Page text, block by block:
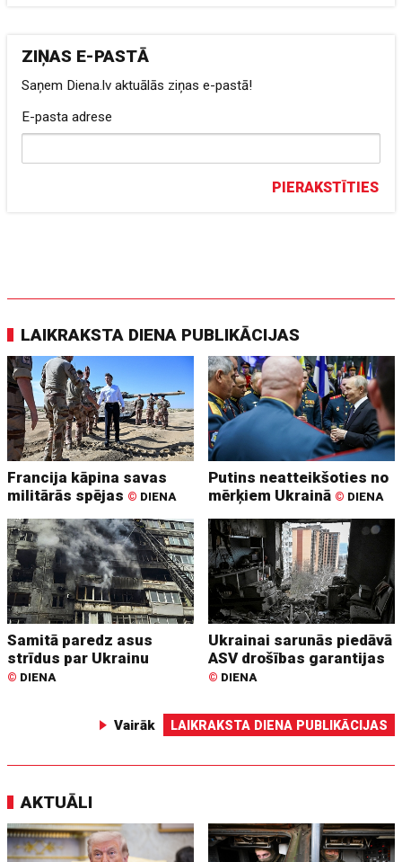
ZIŅAS E-PASTĀ
Saņem Diena.lv aktuālās ziņas e-pastā!
E-pasta adrese
PIERAKSTĪTIES
LAIKRAKSTA DIENA PUBLIKĀCIJAS
Francija kāpina savas
militārās spējas © DIENA
Putins neatteikšoties no
mērķiem Ukrainā © DIENA
Samitā paredz asus
strīdus par Ukrainu
© DIENA
Ukrainai sarunās piedāvā
ASV drošības garantijas
© DIENA
Vairāk LAIKRAKSTA DIENA PUBLIKĀCIJAS
AKTUĀLI